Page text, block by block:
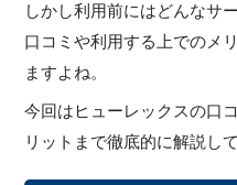
しかし利用前にはどんなサ
口コミや利用する上でのメ
ますよね。
今回はヒューレックスの口
リットまで徹底的に解説し